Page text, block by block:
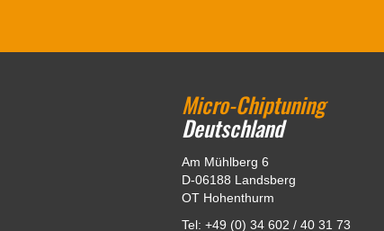
Micro-Chiptuning
Deutschland
Am Mühlberg 6
D-06188 Landsberg
OT Hohenthurm
Tel: +49 (0) 34 602 / 40 31 73